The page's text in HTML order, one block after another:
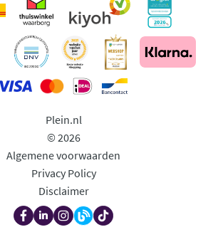
Plein.nl
© 2026
Algemene voorwaarden
Privacy Policy
Disclaimer